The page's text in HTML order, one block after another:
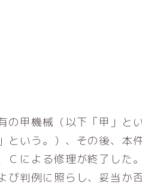
の甲機械（以下「甲」と
という。）、その後、本
Ｃによる修理が終了した
び判例に照らし、妥当か否